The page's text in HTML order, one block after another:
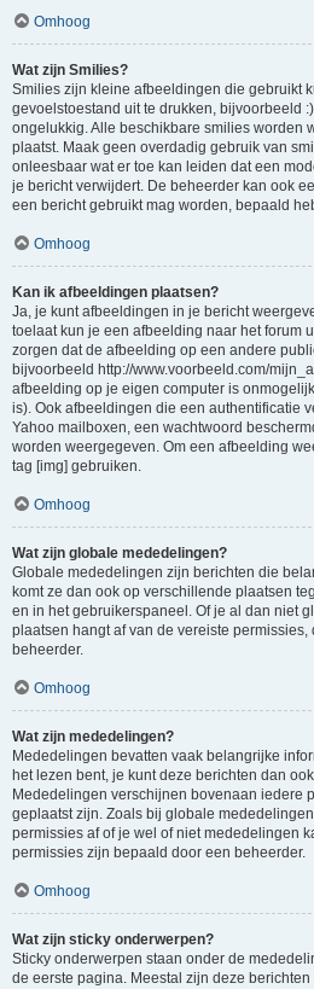
Omhoog
Wat zijn Smilies?
Smilies zijn kleine afbeeldingen die gebruikt
gevoelstoestand uit te drukken, bijvoorbeeld
ongelukkig. Alle beschikbare smilies worden
plaatst. Maak geen overdadig gebruik van
onleesbaar wat er toe kan leiden dat een
je bericht verwijdert. De beheerder kan ook
een bericht gebruikt mag worden, bepaald
Omhoog
Kan ik afbeeldingen plaatsen?
Ja, je kunt afbeeldingen in je bericht
toelaat kun je een afbeelding naar het forum
zorgen dat de afbeelding op een andere
bijvoorbeeld http://www.voorbeeld.com/
afbeelding op je eigen computer is
is). Ook afbeeldingen die een authentificatie
Yahoo mailboxen, een wachtwoord
worden weergegeven. Om een afbeelding
tag [img] gebruiken.
Omhoog
Wat zijn globale mededelingen?
Globale mededelingen zijn berichten die
komt ze dan ook op verschillende plaatsen
en in het gebruikerspaneel. Of je al dan niet
plaatsen hangt af van de vereiste
beheerder.
Omhoog
Wat zijn mededelingen?
Mededelingen bevatten vaak belangrijke
het lezen bent, je kunt deze berichten dan
Mededelingen verschijnen bovenaan iedere
geplaatst zijn. Zoals bij globale
permissies af of je wel of niet mededelingen
permissies zijn bepaald door een beheerder.
Omhoog
Wat zijn sticky onderwerpen?
Sticky onderwerpen staan onder de
de eerste pagina. Meestal zijn deze